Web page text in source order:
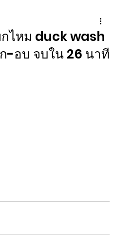
ไหม duck wash
-อบ จบใน 26 นาที